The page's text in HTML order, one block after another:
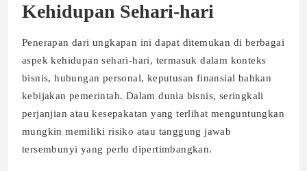
Kehidupan Sehari-hari
Penerapan dari ungkapan ini dapat ditemukan di berbagai
aspek kehidupan sehari-hari, termasuk dalam konteks
bisnis, hubungan personal, keputusan finansial bahkan
kebijakan pemerintah. Dalam dunia bisnis, seringkali
perjanjian atau kesepakatan yang terlihat menguntungkan
mungkin memiliki risiko atau tanggung jawab
tersembunyi yang perlu dipertimbangkan.